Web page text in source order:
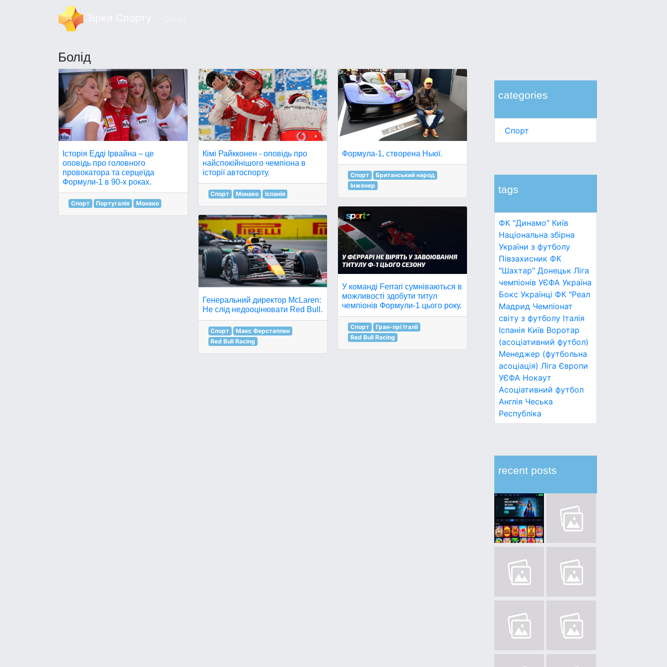
Болід
categories
Спорт
tags
ФК "Динамо" Київ
Національна збірна
України з футболу
Півзахисник ФК
"Шахтар" Донецьк Ліга
чемпіонів УЄФА Україна
Бокс Українці ФК "Реал
Мадрид Чемпіонат
світу з футболу Італія
Іспанія Київ Воротар
(асоціативний футбол)
Менеджер (футбольна
асоціація) Ліга Європи
УЄФА Нокаут
Асоціативний футбол
Англія Чеська
Республіка
recent posts
Історія Едді Ірвайна – це
оповідь про головного
провокатора та серцеїда
Формули-1 в 90-х роках.
Спорт Португалія Монако
Кімі Райкконен - оповідь про
найспокійнішого чемпіона в
історії автоспорту.
Спорт Монако Іспанія
Генеральний директор McLaren:
Не слід недооцінювати Red Bull.
Спорт
Макс Ферстаппен
Red Bull Racing
Формула-1, створена Ньюї.
Спорт
Британський народ
Інженер
У команді Ferrari сумніваються в
можливості здобути титул
чемпіонів Формули-1 цього року.
Спорт
Гран-прі Італії
Red Bull Racing